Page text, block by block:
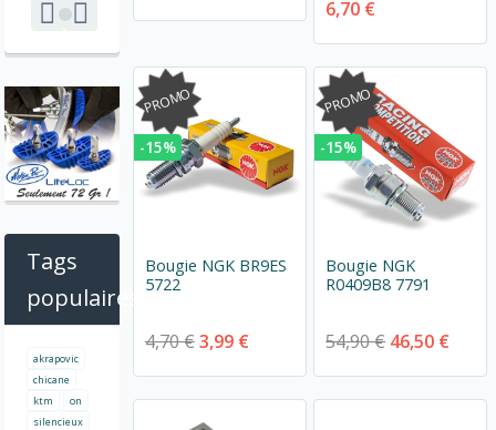
6,70 €
PROMO
-15%
Bougie NGK BR9ES
5722
4,70 €3,99 €
PROMO
-15%
Bougie NGK
R0409B8 7791
54,90 € 46,50 €
Tags
populaires
akrapovic
chicane
ktm
on
silencieux